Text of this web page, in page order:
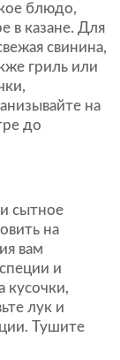
блюдо,
в казане. Для
свинина,
гриль или
на
до
сытное
на
вам
и
кусочки,
лук и
Тушите